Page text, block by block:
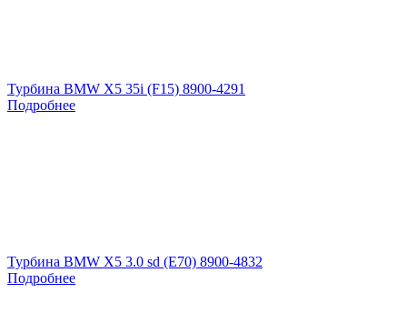
Турбина BMW X5 35i (F15) 8900-4291
Подробнее
Турбина BMW X5 3.0 sd (E70) 8900-4832
Подробнее